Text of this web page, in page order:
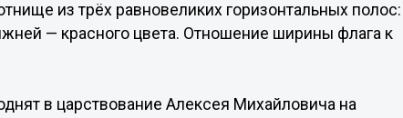
из трёх равновеликих горизонтальных полос:
— красного цвета. Отношение ширины флага к
в царствование Алексея Михайловича на